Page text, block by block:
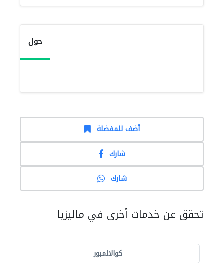
حول
أضف للمفضلة
شارك
شارك
تحقق عن خدمات أخرى في ماليزيا
كوالالمبور